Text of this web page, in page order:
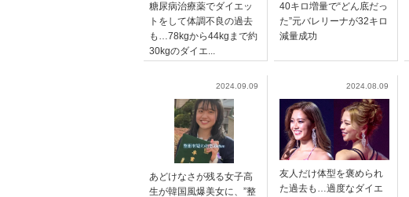
糖尿病治療薬でダイエッ
トをして体調不良の過去
も…78kgから44kgまで約
30kgのダイエ...
40キロ増量で“どん底だっ
た”元バレリーナが32キロ
減量成功
2024.09.09
あどけなさが残る女子高
生が韓国風爆美女に、”整
2024.08.09
友人だけ体型を褒められ
た過去も…過度なダイエ